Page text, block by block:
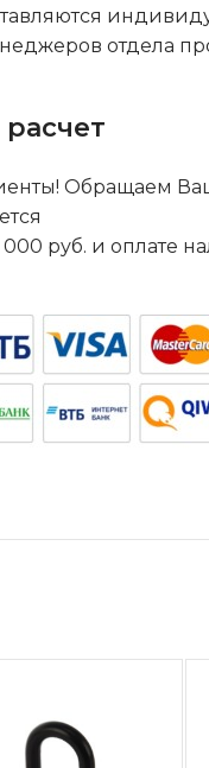
отдела
Обращаем
000 руб. и оплате